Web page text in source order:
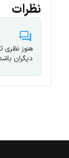
نظرات
هنوز نظری
دیگران